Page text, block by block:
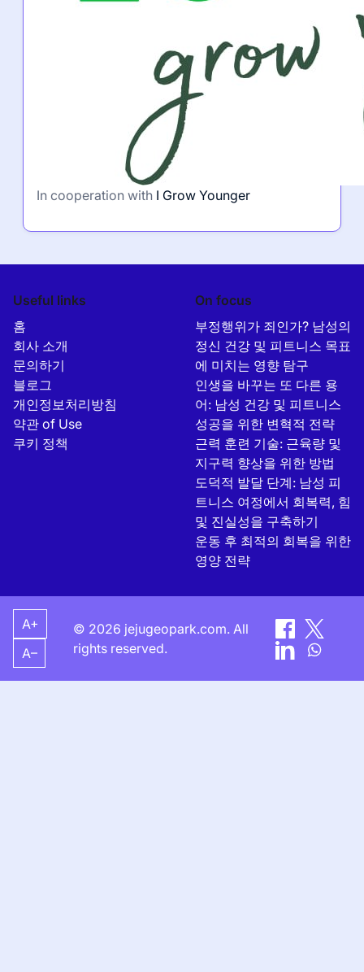
In cooperation with I Grow Younger
Useful links
홈
회사 소개
문의하기
블로그
개인정보처리방침
약관 of Use
쿠키 정책
On focus
부정행위가 죄인가? 남성의
정신 건강 및 피트니스 목표
에 미치는 영향 탐구
인생을 바꾸는 또 다른 용
어: 남성 건강 및 피트니스
성공을 위한 변혁적 전략
근력 훈련 기술: 근육량 및
지구력 향상을 위한 방법
도덕적 발달 단계: 남성 피
트니스 여정에서 회복력, 힘
및 진실성을 구축하기
운동 후 최적의 회복을 위한
영양 전략
A+
A–
© 2026 jejugeopark.com. All
rights reserved.